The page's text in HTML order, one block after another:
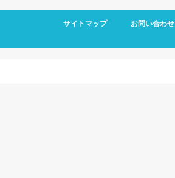
サイトマップ お問い合わせ